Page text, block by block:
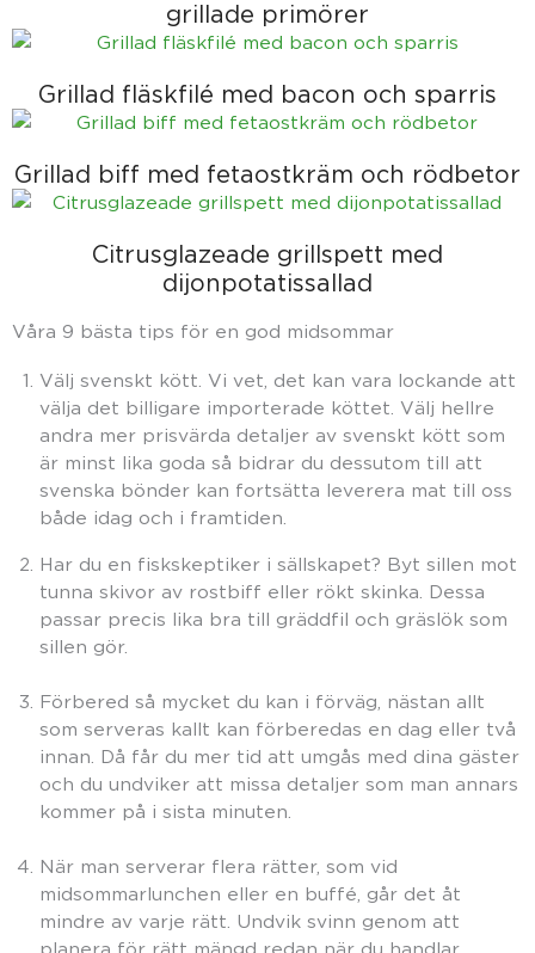
grillade primörer
Grillad fläskfilé med bacon och sparris
Grillad biff med fetaostkräm och rödbetor
Citrusglazeade grillspett med
dijonpotatissallad
Våra 9 bästa tips för en god midsommar
Välj svenskt kött. Vi vet, det kan vara lockande att
välja det billigare importerade köttet. Välj hellre
andra mer prisvärda detaljer av svenskt kött som
är minst lika goda så bidrar du dessutom till att
svenska bönder kan fortsätta leverera mat till oss
både idag och i framtiden.
Har du en fiskskeptiker i sällskapet? Byt sillen mot
tunna skivor av rostbiff eller rökt skinka. Dessa
passar precis lika bra till gräddfil och gräslök som
sillen gör.
Förbered så mycket du kan i förväg, nästan allt
som serveras kallt kan förberedas en dag eller två
innan. Då får du mer tid att umgås med dina gäster
och du undviker att missa detaljer som man annars
kommer på i sista minuten.
När man serverar flera rätter, som vid
midsommarlunchen eller en buffé, går det åt
mindre av varje rätt. Undvik svinn genom att
planera för rätt mängd redan när du handlar.